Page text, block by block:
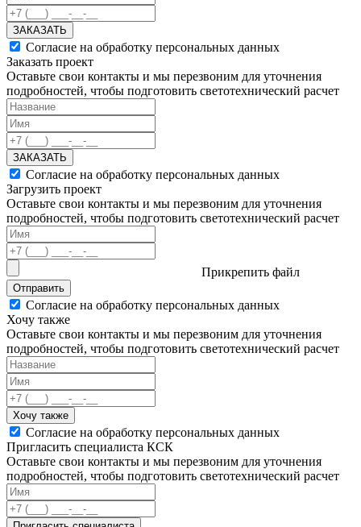
ЗАКАЗАТЬ
Согласие на обработку персональных данных
Заказать проект
Оставьте свои контакты и мы перезвоним для уточнения
подробностей, чтобы подготовить светотехнический расчет
ЗАКАЗАТЬ
Согласие на обработку персональных данных
Загрузить проект
Оставьте свои контакты и мы перезвоним для уточнения
подробностей, чтобы подготовить светотехнический расчет
Прикрепить файл
Отправить
Согласие на обработку персональных данных
Хочу также
Оставьте свои контакты и мы перезвоним для уточнения
подробностей, чтобы подготовить светотехнический расчет
Хочу также
Согласие на обработку персональных данных
Пригласить специалиста КСК
Оставьте свои контакты и мы перезвоним для уточнения
подробностей, чтобы подготовить светотехнический расчет